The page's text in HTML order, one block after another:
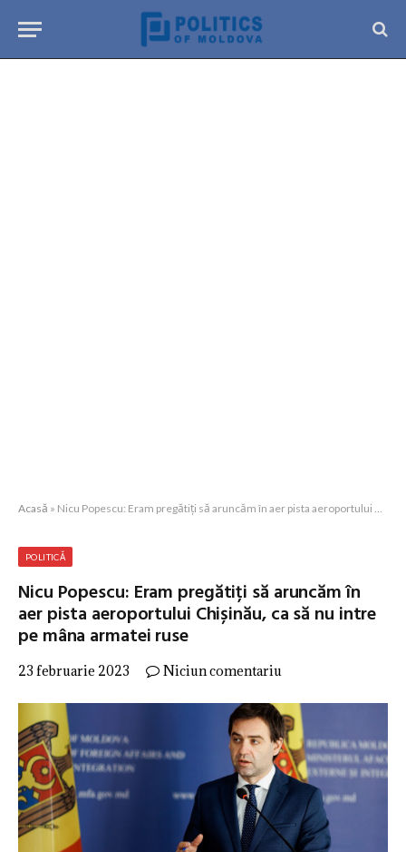
Acasă » Nicu Popescu: Eram pregătiți să aruncăm în aer pista aeroportului Chișinău, ca să nu intre pe mâna armatei ruse
POLITICĂ
Nicu Popescu: Eram pregătiți să aruncăm în
aer pista aeroportului Chișinău, ca să nu intre
pe mâna armatei ruse
23 februarie 2023 Niciun comentariu